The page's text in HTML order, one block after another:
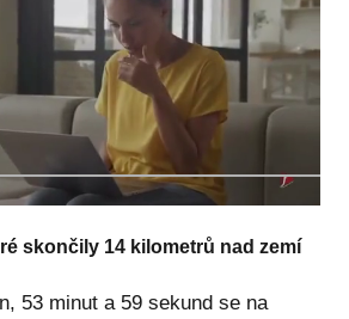
skončily 14 kilometrů nad zemí
53 minut a 59 sekund se na